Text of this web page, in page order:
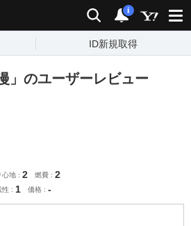
検索 通知
i
ID新規取得
」のユーザーレビュー
心地 2 燃費 2
性 1 価格 -